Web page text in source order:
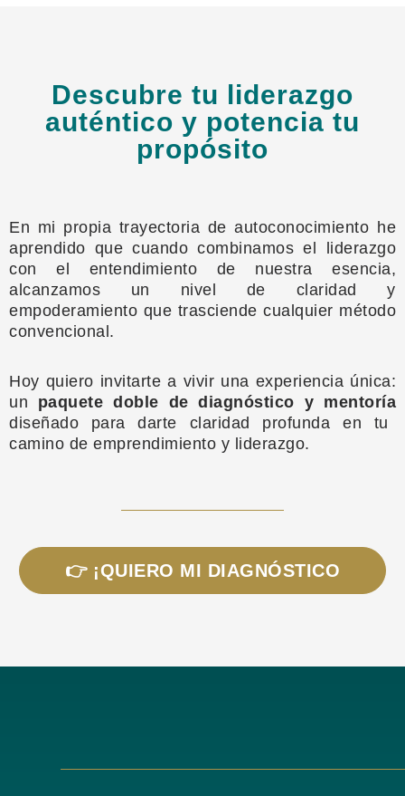
Descubre tu liderazgo
auténtico y potencia tu
propósito
En mi propia trayectoria de autoconocimiento he
aprendido que cuando combinamos el liderazgo
con el entendimiento de nuestra esencia,
alcanzamos un nivel de claridad y
empoderamiento que trasciende cualquier método
convencional.
Hoy quiero invitarte a vivir una experiencia única:
un paquete doble de diagnóstico y mentoría
diseñado para darte claridad profunda en tu
camino de emprendimiento y liderazgo.
👉 ¡QUIERO MI DIAGNÓSTICO